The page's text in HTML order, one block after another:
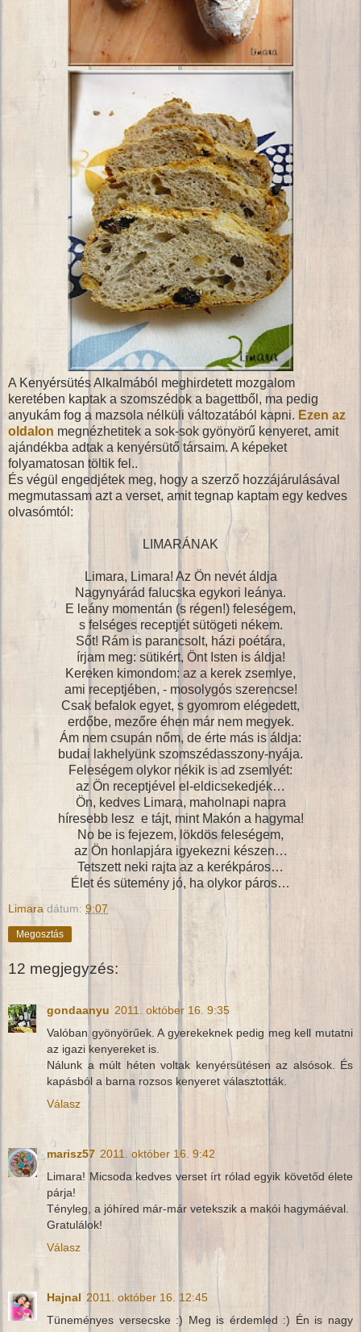
A Kenyérsütés Alkalmából meghirdetett mozgalom
keretében kaptak a szomszédok a bagettből, ma pedig
anyukám fog a mazsola nélküli változatából kapni. Ezen az
oldalon megnézhetitek a sok-sok gyönyörű kenyeret, amit
ajándékba adtak a kenyérsütő társaim. A képeket
folyamatosan töltik fel..
És végül engedjétek meg, hogy a szerző hozzájárulásával
megmutassam azt a verset, amit tegnap kaptam egy kedves
olvasómtól:
LIMARÁNAK
Limara, Limara! Az Ön nevét áldja
Nagynyárád falucska egykori leánya.
E leány momentán (s régen!) feleségem,
s felséges receptjét sütögeti nékem.
Sőt! Rám is parancsolt, házi poétára,
írjam meg: sütikért, Önt Isten is áldja!
Kereken kimondom: az a kerek zsemlye,
ami receptjében, - mosolygós szerencse!
Csak befalok egyet, s gyomrom elégedett,
erdőbe, mezőre éhen már nem megyek.
Ám nem csupán nőm, de érte más is áldja:
budai lakhelyünk szomszédasszony-nyája.
Feleségem olykor nékik is ad zsemlyét:
az Ön receptjével el-eldicsekedjék…
Ön, kedves Limara, maholnapi napra
híresebb lesz e tájt, mint Makón a hagyma!
No be is fejezem, lökdös feleségem,
az Ön honlapjára igyekezni készen…
Tetszett neki rajta az a kerékpáros…
Élet és sütemény jó, ha olykor páros…
Limara dátum: 9:07
Megosztás
12 megjegyzés:
gondaanyu 2011. október 16. 9:35
Valóban gyönyörűek. A gyerekeknek pedig meg kell mutatni
az igazi kenyereket is.
Nálunk a múlt héten voltak kenyérsütésen az alsósok. És
kapásból a barna rozsos kenyeret választották.
Válasz
marisz57 2011. október 16. 9:42
Limara! Micsoda kedves verset írt rólad egyik követőd élete
párja!
Tényleg, a jóhíred már-már vetekszik a makói hagymáéval.
Gratulálok!
Válasz
Hajnal 2011. október 16. 12:45
Tüneményes versecske :) Meg is érdemled :) Én is nagy